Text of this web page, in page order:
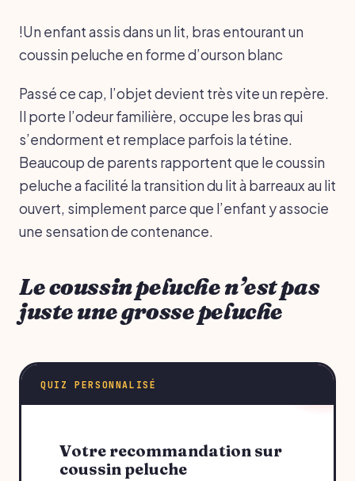
!Un enfant assis dans un lit, bras entourant un
coussin peluche en forme d’ourson blanc
Passé ce cap, l’objet devient très vite un repère.
Il porte l’odeur familière, occupe les bras qui
s’endorment et remplace parfois la tétine.
Beaucoup de parents rapportent que le coussin
peluche a facilité la transition du lit à barreaux au lit
ouvert, simplement parce que l’enfant y associe
une sensation de contenance.
Le coussin peluche n’est pas
juste une grosse peluche
QUIZ PERSONNALISÉ
Votre recommandation sur
coussin peluche